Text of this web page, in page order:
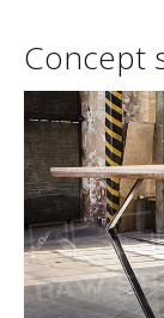
Concept